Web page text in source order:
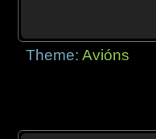
Theme:Avións